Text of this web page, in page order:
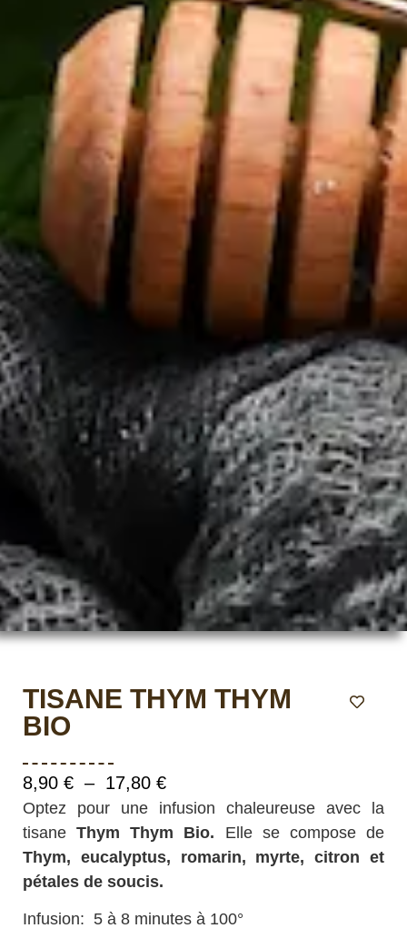
TISANE THYM THYM
BIO
8,90 € – 17,80 €
Optez pour une infusion chaleureuse avec la
tisane Thym Thym Bio. Elle se compose de
Thym, eucalyptus, romarin, myrte, citron et
pétales de soucis.
Infusion: 5 à 8 minutes à 100°